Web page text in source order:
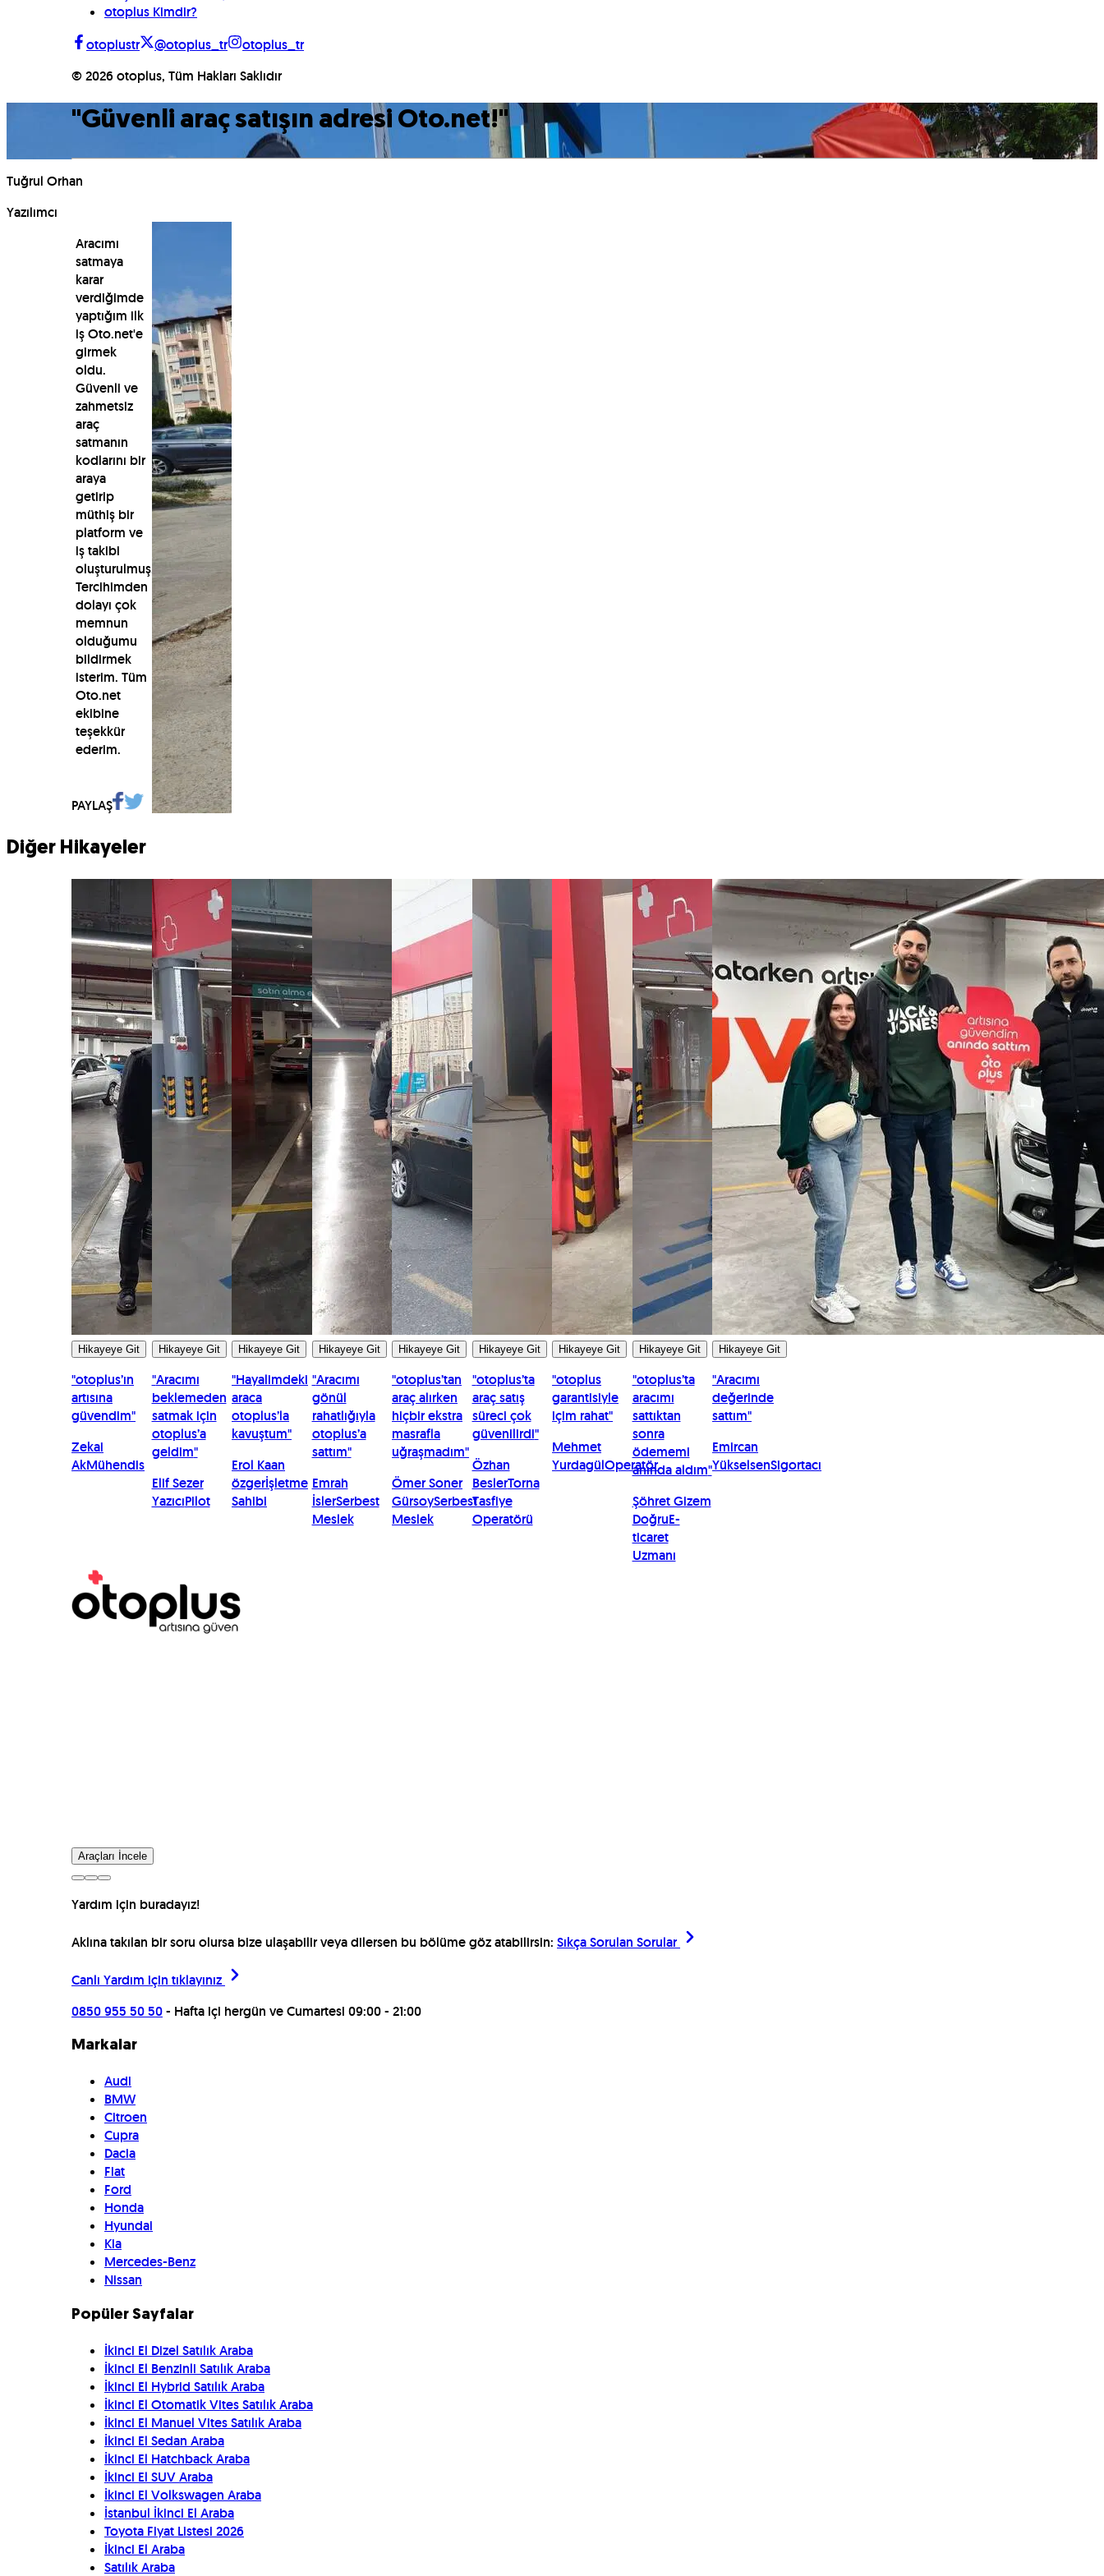
otoplus Kimdir?
otoplustr
@otoplus_tr
otoplus_tr
© 2026 otoplus, Tüm Hakları Saklıdır
"Güvenli araç satışın adresi Oto.net!"
Tuğrul Orhan
Yazılımcı
Aracımı
satmaya
karar
verdiğimde
yaptığım ilk
iş Oto.net'e
girmek
oldu.
Güvenli ve
zahmetsiz
araç
satmanın
kodlarını bir
araya
getirip
müthiş bir
platform ve
iş takibi
oluşturulmuş.
Tercihimden
dolayı çok
memnun
olduğumu
bildirmek
isterim. Tüm
Oto.net
ekibine
teşekkür
ederim.
PAYLAŞ
Diğer Hikayeler
Hikayeye Git
"otoplus’ın
artısına
güvendim"
Zekai
AkMühendis
Hikayeye Git
"Aracımı
beklemeden
satmak için
otoplus’a
geldim"
Elif Sezer
YazıcıPilot
Hikayeye Git
"Hayalimdeki
araca
otoplus’la
kavuştum"
Erol Kaan
özgerİşletme
Sahibi
Hikayeye Git
"Aracımı
gönül
rahatlığıyla
otoplus’a
sattım"
Emrah
İslerSerbest
Meslek
Hikayeye Git
"otoplus’tan
araç alırken
hiçbir ekstra
masrafla
uğraşmadım"
Ömer Soner
GürsoySerbest
Meslek
Hikayeye Git
"otoplus’ta
araç satış
süreci çok
güvenilirdi"
Özhan
BeslerTorna
Tasfiye
Operatörü
Hikayeye Git
"otoplus
garantisiyle
içim rahat"
Mehmet
YurdagülOperatör
Hikayeye Git
"otoplus’ta
aracımı
sattıktan
sonra
ödememi
anında aldım"
Şöhret Gizem
DoğruE-
ticaret
Uzmanı
Hikayeye Git
"Aracımı
değerinde
sattım"
Emircan
YükselsenSigortacı
Araçları İncele
Yardım için buradayız!
Aklına takılan bir soru olursa bize ulaşabilir veya dilersen bu bölüme göz atabilirsin: Sıkça Sorulan Sorular
Canlı Yardım için tıklayınız
0850 955 50 50- Hafta içi hergün ve Cumartesi 09:00 - 21:00
Markalar
Audi
BMW
Citroen
Cupra
Dacia
Fiat
Ford
Honda
Hyundai
Kia
Mercedes-Benz
Nissan
Popüler Sayfalar
İkinci El Dizel Satılık Araba
İkinci El Benzinli Satılık Araba
İkinci El Hybrid Satılık Araba
İkinci El Otomatik Vites Satılık Araba
İkinci El Manuel Vites Satılık Araba
İkinci El Sedan Araba
İkinci El Hatchback Araba
İkinci El SUV Araba
İkinci El Volkswagen Araba
İstanbul İkinci El Araba
Toyota Fiyat Listesi 2026
İkinci El Araba
Satılık Araba